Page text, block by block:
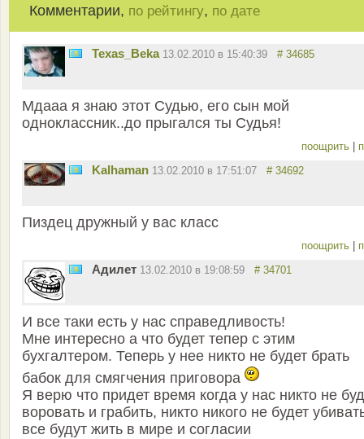
Комментарии, по рейтингу, по дате
Texas_Beka 13.02.2010 в 15:40:39 # 34685
Мдааа я знаю этот Судью, его сын мой
одноклассник..до прыгался ты Судья!
поощрить
Kalhaman 13.02.2010 в 17:51:07 # 34692
Пиздец дружный у вас класс
поощрить
Адилет 13.02.2010 в 19:08:59 # 34701
И все таки есть у нас справедливость!
Мне интересно а что будет тепер с этим
бухгалтером. Теперь у нее никто не будет брать
бабок для смягчения приговора
Я верю что придет время когда у нас никто не
воровать и грабить, никто никого не будет
все будут жить в мире и согласии